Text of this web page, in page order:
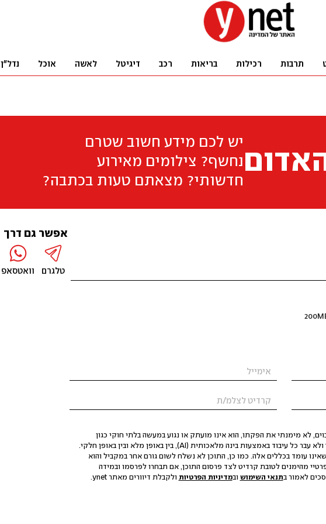
תרבות רכילות בריאות רכב דיגיטל לאשה אוכל נדל"ן
יש לכם מידע חשוב שטרם
נחשף? צילומים מאירוע
חדשותי? מצאתם טעות בכתבה?
לא מימנתי את הפקתו, הוא אינו מועתק או נגוע במעשה בלתי חוקי כגון
הסגת גבול ופגיעה בפרטיות. התוכן לא הופק, לא נערך ולא עבר כל עיבוד באמצעות בינה מלאכותית (AI), בין באופן מלא ובין באופן חלקי.
עומד בכללים אלה. כמו כן, התוכן לא נשלח לשום גורם אחר במקביל והוא
מהימנים לטובת קרדיט לצד פרסום התוכן, אם תבחרו לפרסמו ובמידה
לאמור בתנאי השימוש ובמדיניות הפרטיות ולקבלת דיוורים מאתר ynet.
אפשר גם דרך
טלגרם וואטסאפ